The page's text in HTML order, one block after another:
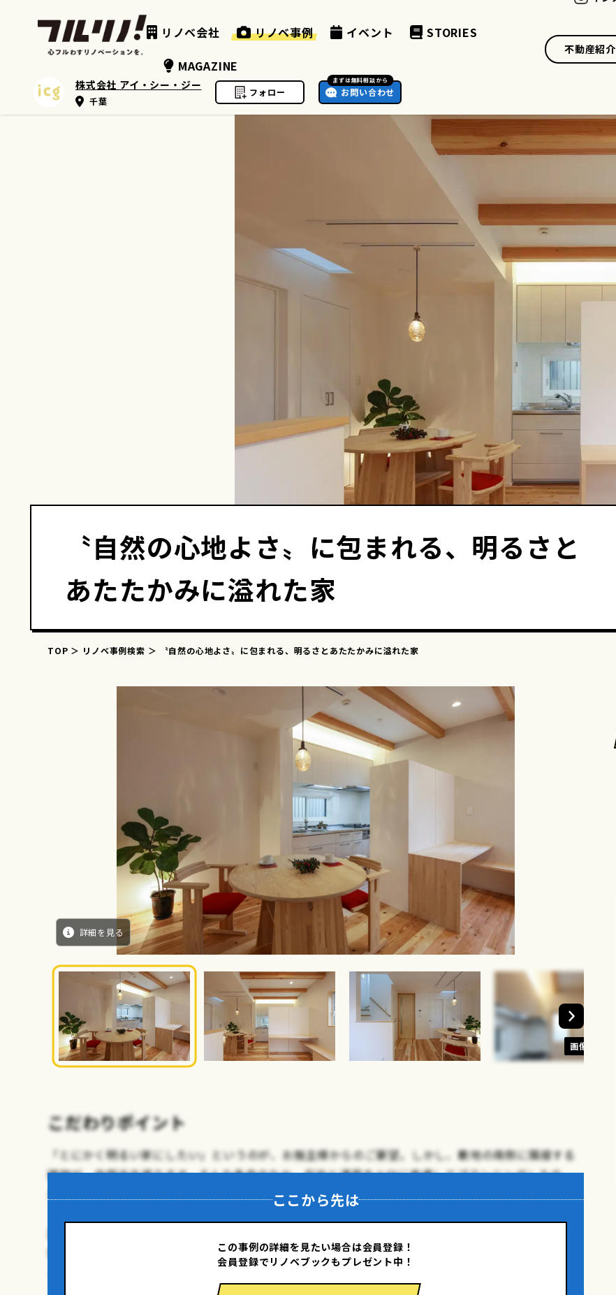
リノベ会社 リノベ事例 イベント
STORIES
MAGAZINE
不動産紹介
株式会社 アイ・シー・ジー
千葉
フォロー
まずは無料相談から
お問い合わせ
〝自然の心地よさ〟に包まれる、明るさと
あたたかみに溢れた家
TOP リノベ事例検索 〝自然の心地よさ〟に包まれる、明るさとあたたかみに溢れた家
詳細を見る
画像を見る
こだわりポイント
「とにかく明るい家にしたい」というのが、お施主様からのご要望。しかし、敷地の南側に隣接する
建物が、自然光を遮ります。そんな条件のなか、彩光と通風を十分に考慮してプランニングしたの
案。また壁や天井は漆喰塗りで真っ白に仕上げ、さらに床をはじめとした木部にも明るい色を用いる
ことで、室内に入る自然光が空間の隅々まで行き渡るようにしています。
ここから先は
この事例の詳細を見たい場合は会員登録！
会員登録でリノベブックもプレゼント中！